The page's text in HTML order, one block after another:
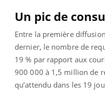
Un pic de
Entre la première
dernier, le nombre de
19 % par rapport aux
900 000 à 1,5 million de
qu’attendu dans les 19